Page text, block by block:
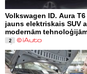
Volkswagen ID. Aura T6
jauns elektriskais SUV
modernām
2